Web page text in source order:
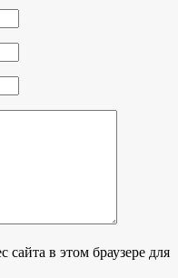
в этом браузере для